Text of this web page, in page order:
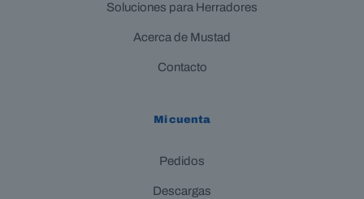
Soluciones para Herradores
Acerca de Mustad
Contacto
Mi cuenta
Pedidos
Descargas